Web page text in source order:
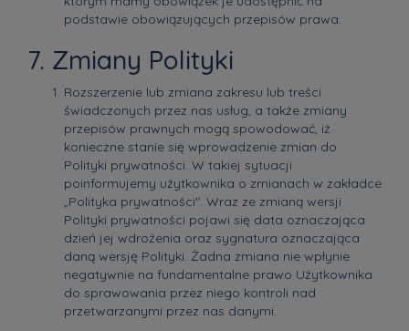
podstawie obowiązujących przepisów prawa.
7. Zmiany Polityki
Rozszerzenie lub zmiana zakresu lub treści
świadczonych przez nas usług, a także zmiany
przepisów prawnych mogą spowodować, iż
konieczne stanie się wprowadzenie zmian do
Polityki prywatności. W takiej sytuacji
poinformujemy użytkownika o zmianach w zakładce
„Polityka prywatności". Wraz ze zmianą wersji
Polityki prywatności pojawi się data oznaczająca
dzień jej wdrożenia oraz sygnatura oznaczająca
daną wersję Polityki. Żadna zmiana nie wpłynie
negatywnie na fundamentalne prawo Użytkownika
do sprawowania przez niego kontroli nad
przetwarzanymi przez nas danymi.